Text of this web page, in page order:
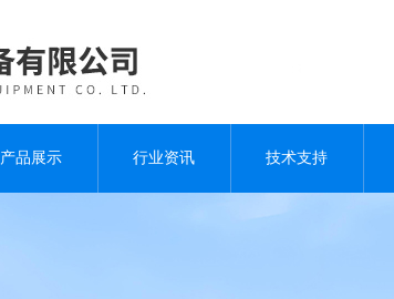
产品展示 行业资讯 技术支持